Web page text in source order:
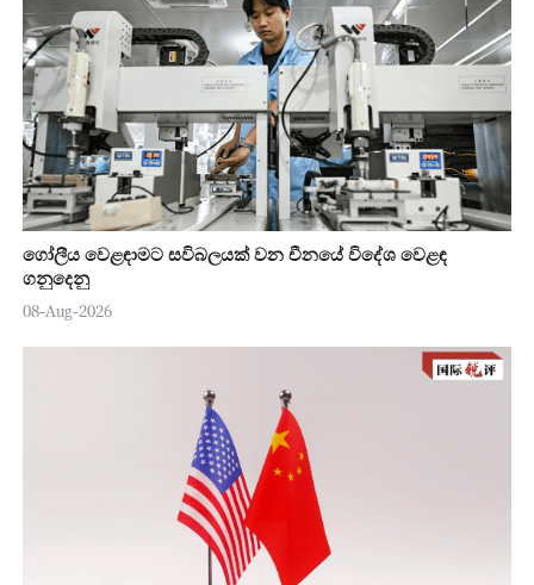
ගෝලීය වෙළඳාමට සවිබලයක් වන චීනයේ විදේශ වෙළඳ
ගනුදෙනු
08-Aug-2026